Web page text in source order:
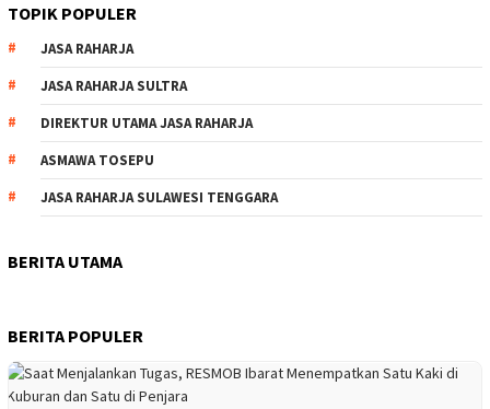
TOPIK POPULER
JASA RAHARJA
JASA RAHARJA SULTRA
DIREKTUR UTAMA JASA RAHARJA
ASMAWA TOSEPU
JASA RAHARJA SULAWESI TENGGARA
BERITA UTAMA
BERITA POPULER